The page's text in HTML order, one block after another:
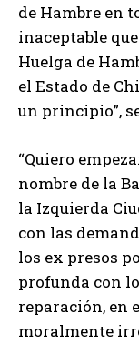
de Hambre en
inaceptable
Huelga de
el Estado de
un principio”,
“Quiero
nombre de la
la Izquierda
con las
los ex presos
profunda con
reparación, en
moralmente